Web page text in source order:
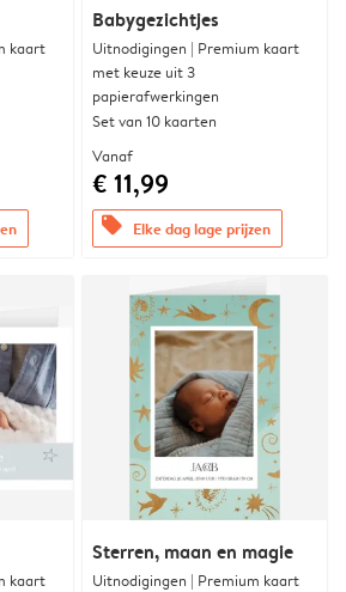
kaart
Babygezichtjes
Uitnodigingen | Premium kaart
met keuze uit 3
papierafwerkingen
Set van 10 kaarten
Vanaf
€ 11,99
offers Elke dag lage prijzen
kaart
Sterren, maan en magie
Uitnodigingen | Premium kaart